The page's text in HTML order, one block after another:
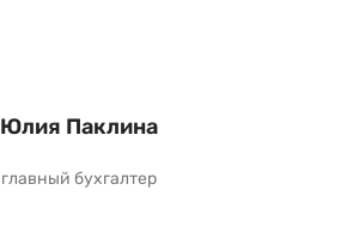
Юлия Паклина
главный бухгалтер